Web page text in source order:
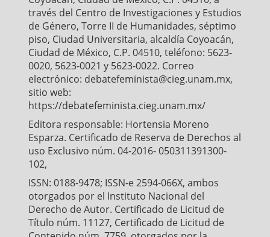
través del Centro de Investigaciones y Estudios
de Género, Torre II de Humanidades, séptimo
piso, Ciudad Universitaria, alcaldía Coyoacán,
Ciudad de México, C.P. 04510, teléfono: 5623-
0020, 5623-0021 y 5623-0022. Correo
electrónico: debatefeminista@cieg.unam.mx,
sitio web:
https://debatefeminista.cieg.unam.mx/
Editora responsable: Hortensia Moreno
Esparza. Certificado de Reserva de Derechos al
uso Exclusivo núm. 04-2016- 050311391300-
102,
ISSN: 0188-9478; ISSN-e 2594-066X, ambos
otorgados por el Instituto Nacional del
Derecho de Autor. Certificado de Licitud de
Título núm. 11127, Certificado de Licitud de